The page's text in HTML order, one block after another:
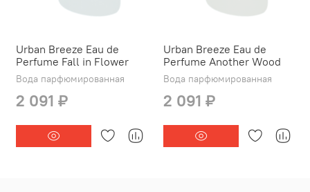
Urban Breeze Eau de
Perfume Fall in Flower
Вода парфюмированная
2 091 ₽
Urban Breeze Eau de
Perfume Another Wood
Вода парфюмированная
2 091 ₽